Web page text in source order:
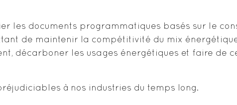
les documents programmatiques basés sur le
de maintenir la compétitivité du mix
décarboner les usages énergétiques et faire de
à nos industries du temps long.